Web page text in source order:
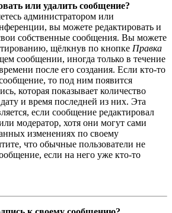
или удалить сообщение?
администратором или
вы можете редактировать и
собственные сообщения. Вы можете
щёлкнув по кнопке Правка
сообщении, иногда только в течение
после его создания. Если кто-то
то под ним появится
которая показывает количество
и время последней из них. Эта
если сообщение редактировал
модератор, хотя они могут сами
изменениях по своему
что обычные пользователи не
если на него уже кто-то